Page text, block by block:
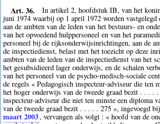
Art. 36.
In artikel 2, hoofdstuk IB, van het
juni 1974 waarbij op 1 april 1972 worden vastgelegd
aan de ambten van de leden van het bestuurs- en
van het opvoedend hulppersoneel en van het
personeel bij de rijksonderwijsinrichtingen, aan de
de inspectiedienst, belast met het toezicht op deze
ambten van de leden van de inspectiedienst van het
het gesubsidieerd lager onderwijs, en de schalen
van het personeel van de psycho-medisch-sociale
de regels « Pedagogisch inspecteur-adviseur die ten
het hoger onderwijs van de tweede graad bezit . . . .
inspecteur-adviseur die niet ten minste een diploma
van de tweede graad bezit . . . . . 275 », ingevoegd
maart 2003, vervangen als volgt : « hoofd van de